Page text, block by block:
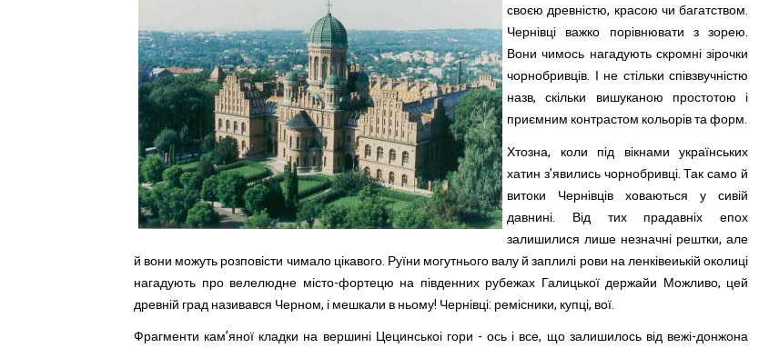
своєю древністю, красою чи багатством.
Чернівці важко порівнювати з зорею.
Вони чимось нагадують скромні зірочки
чорнобривців. І не стільки співзвучністю
назв, скільки вишуканою простотою і
приємним контрастом кольорів та форм.
Хтозна, коли під вікнами українських
хатин з’явились чорнобривці. Так само й
витоки Чернівців ховаються у сивій
давнині. Від тих прадавніх епох
залишилися лише незначні рештки, але
й вони можуть розповісти чимало цікавого. Руїни могутнього валу й заплилі рови на ленківеиькій околиці
нагадують про велелюдне місто-фортецю на південних рубежах Галицької держайи Можливо, цей
древній град називався Черном, і мешкали в ньому! Чернівці: ремісники, купці, вої.
Фрагменти кам’яної кладки на вершині Цецинськоі гори - ось і все, що залишилось від вежі-донжона